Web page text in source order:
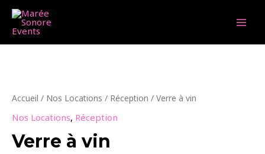
Aller
contenu
Accueil / Nos Locations / Réception / Verre à vin
Nos Locations, Réception
Verre à vin